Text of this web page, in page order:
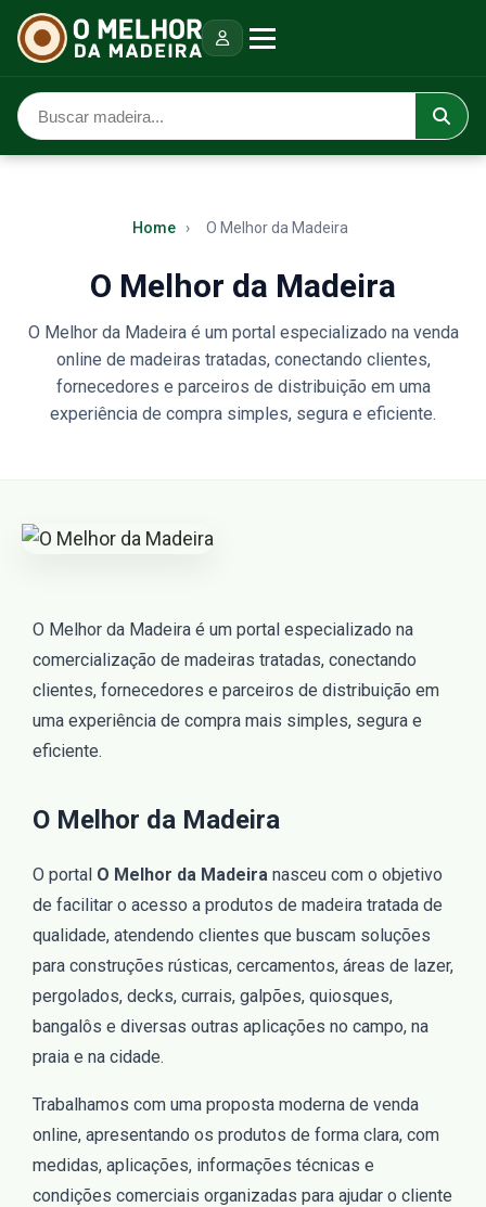
Home › O Melhor da Madeira
O Melhor da Madeira
O Melhor da Madeira é um portal especializado na venda
online de madeiras tratadas, conectando clientes,
fornecedores e parceiros de distribuição em uma
experiência de compra simples, segura e eficiente.
O Melhor da Madeira é um portal especializado na
comercialização de madeiras tratadas, conectando
clientes, fornecedores e parceiros de distribuição em
uma experiência de compra mais simples, segura e
eficiente.
O Melhor da Madeira
O portal O Melhor da Madeira nasceu com o objetivo
de facilitar o acesso a produtos de madeira tratada de
qualidade, atendendo clientes que buscam soluções
para construções rústicas, cercamentos, áreas de lazer,
pergolados, decks, currais, galpões, quiosques,
bangalôs e diversas outras aplicações no campo, na
praia e na cidade.
Trabalhamos com uma proposta moderna de venda
online, apresentando os produtos de forma clara, com
medidas, aplicações, informações técnicas e
condições comerciais organizadas para ajudar o cliente